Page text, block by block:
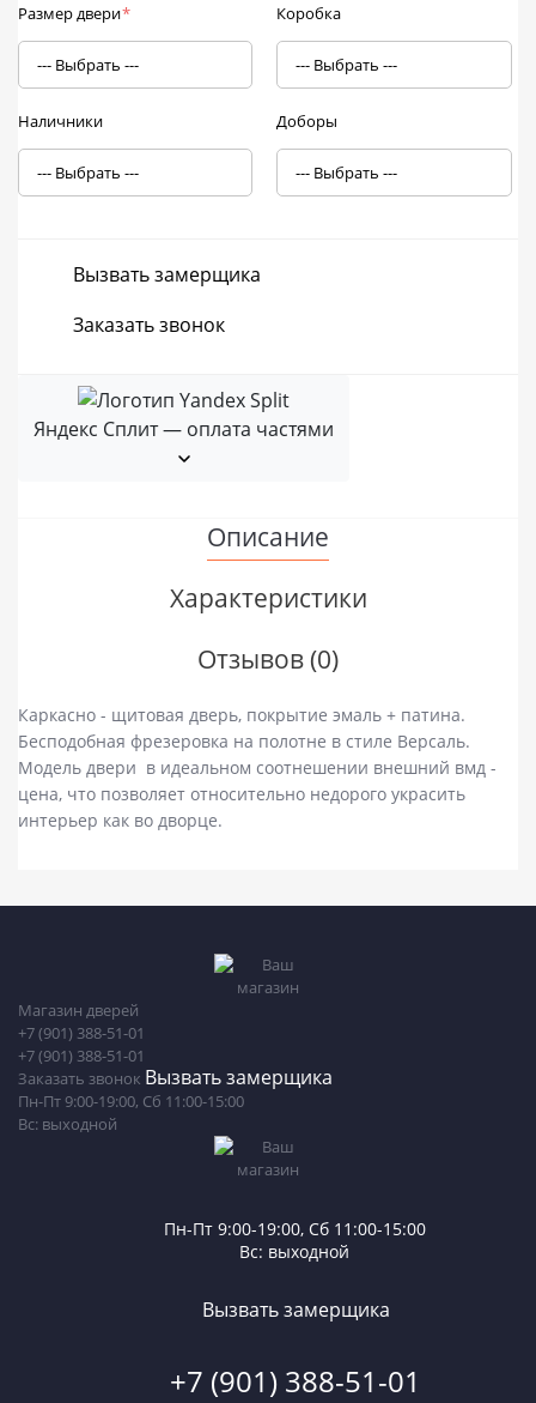
Размер двери* Коробка
Наличники Доборы
Вызвать замерщика
Заказать звонок
Яндекс Сплит — оплата частями
Описание
Характеристики
Отзывов (0)
Каркасно - щитовая дверь, покрытие эмаль + патина.
Бесподобная фрезеровка на полотне в стиле Версаль.
Модель двери в идеальном соотнешении внешний вмд -
цена, что позволяет относительно недорого украсить
интерьер как во дворце.
Магазин дверей
+7 (901) 388-51-01
+7 (901) 388-51-01
Заказать звонок Вызвать замерщика
Пн-Пт 9:00-19:00, Сб 11:00-15:00
Вс: выходной
Пн-Пт 9:00-19:00, Сб 11:00-15:00
Вс: выходной
Вызвать замерщика
+7 (901) 388-51-01